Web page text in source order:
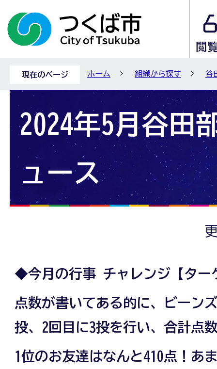
現在のページ ホーム 組織から探す 谷
2024年5月谷田
ュース
◆今月の行事 チャレンジ【ター
点数が書いてある的に、ビーン
投、2回目に3投を行い、合計点
1位のお友達はなんと410点！あ